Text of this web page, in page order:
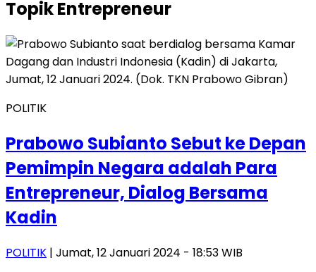
TopikEntrepreneur
POLITIK
Prabowo Subianto Sebut ke Depan
Pemimpin Negara adalah Para
Entrepreneur, Dialog Bersama
Kadin
POLITIK | Jumat, 12 Januari 2024 - 18:53 WIB